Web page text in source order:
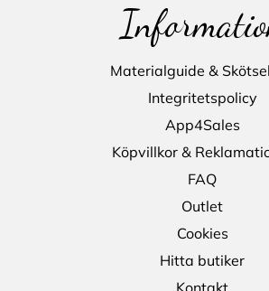
Materialguide &
Integritetspolicy
App4Sales
Köpvillkor &
FAQ
Outlet
Cookies
Hitta butiker
Kontakt